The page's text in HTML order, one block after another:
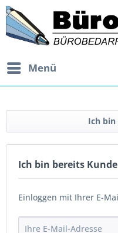
Menü
Ich bin
Ich bin bereits Kunde
Einloggen mit Ihrer E-